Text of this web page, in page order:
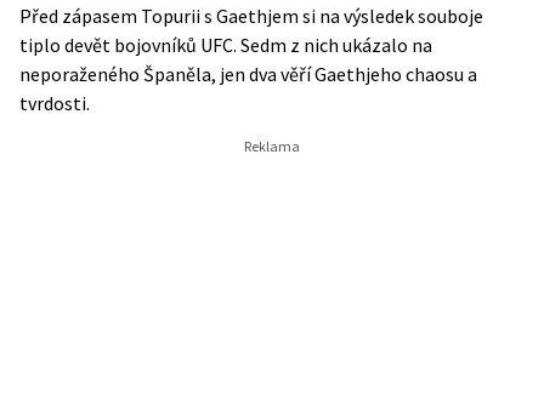
Před zápasem Topurii s Gaethjem si na výsledek souboje
tiplo devět bojovníků UFC. Sedm z nich ukázalo na
neporaženého Španěla, jen dva věří Gaethjeho chaosu a
tvrdosti.